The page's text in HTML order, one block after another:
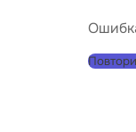
Аксессуары
Для кого